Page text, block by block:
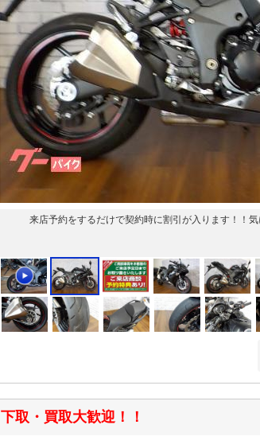
来店予約をするだけで契約時に割引が入ります！！
下取・買取大歓迎！！